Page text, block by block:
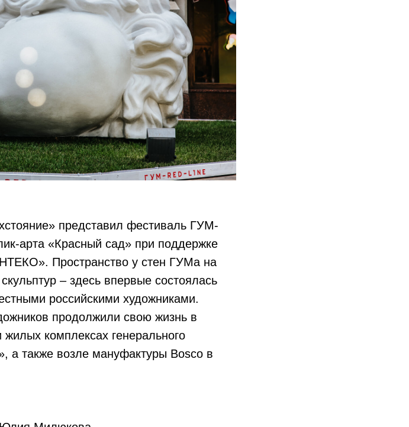
представил фестиваль ГУМ-
арта «Красный сад» при поддержке
Пространство у стен ГУМа на
– здесь впервые состоялась
российскими художниками.
продолжили свою жизнь в
комплексах генерального
а также возле мануфактуры Bosco в